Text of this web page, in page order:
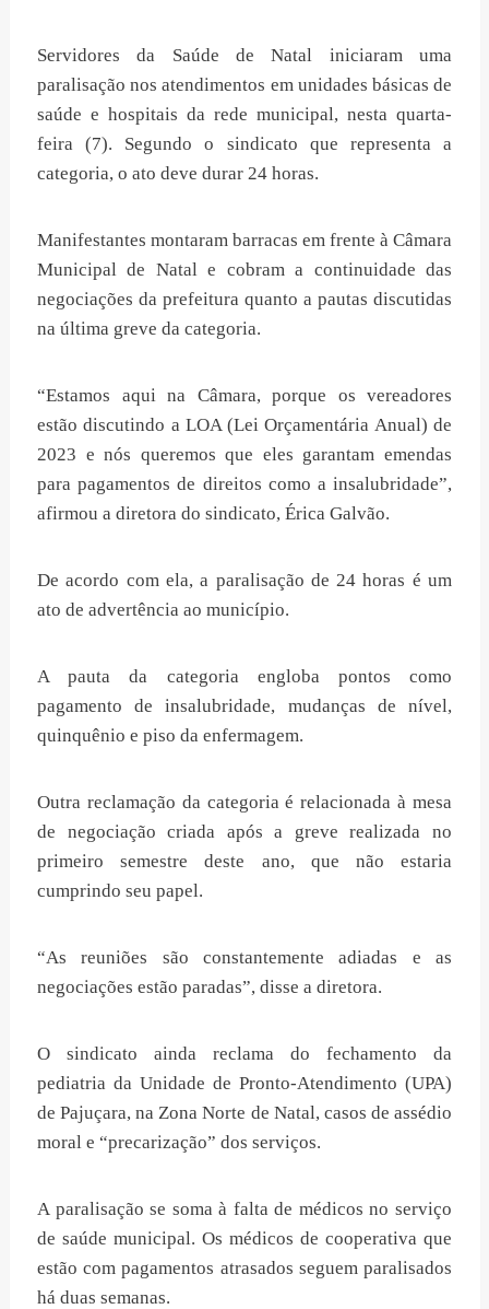
Servidores da Saúde de Natal iniciaram uma
paralisação nos atendimentos em unidades básicas de
saúde e hospitais da rede municipal, nesta quarta-
feira (7). Segundo o sindicato que representa a
categoria, o ato deve durar 24 horas.
Manifestantes montaram barracas em frente à Câmara
Municipal de Natal e cobram a continuidade das
negociações da prefeitura quanto a pautas discutidas
na última greve da categoria.
“Estamos aqui na Câmara, porque os vereadores
estão discutindo a LOA (Lei Orçamentária Anual) de
2023 e nós queremos que eles garantam emendas
para pagamentos de direitos como a insalubridade”,
afirmou a diretora do sindicato, Érica Galvão.
De acordo com ela, a paralisação de 24 horas é um
ato de advertência ao município.
A pauta da categoria engloba pontos como
pagamento de insalubridade, mudanças de nível,
quinquênio e piso da enfermagem.
Outra reclamação da categoria é relacionada à mesa
de negociação criada após a greve realizada no
primeiro semestre deste ano, que não estaria
cumprindo seu papel.
“As reuniões são constantemente adiadas e as
negociações estão paradas”, disse a diretora.
O sindicato ainda reclama do fechamento da
pediatria da Unidade de Pronto-Atendimento (UPA)
de Pajuçara, na Zona Norte de Natal, casos de assédio
moral e “precarização” dos serviços.
A paralisação se soma à falta de médicos no serviço
de saúde municipal. Os médicos de cooperativa que
estão com pagamentos atrasados seguem paralisados
há duas semanas.